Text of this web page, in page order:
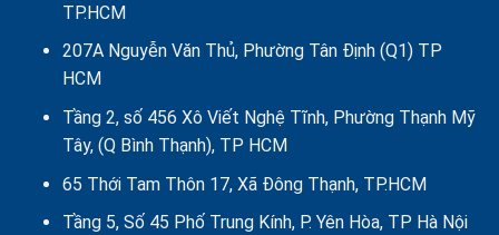
TP.HCM
207A Nguyễn Văn Thủ, Phường Tân Định (Q1) TP
HCM
Tầng 2, số 456 Xô Viết Nghệ Tĩnh, Phường Thạnh Mỹ
Tây, (Q Bình Thạnh), TP HCM
65 Thới Tam Thôn 17, Xã Đông Thạnh, TP.HCM
Tầng 5, Số 45 Phố Trung Kính, P. Yên Hòa, TP Hà Nội